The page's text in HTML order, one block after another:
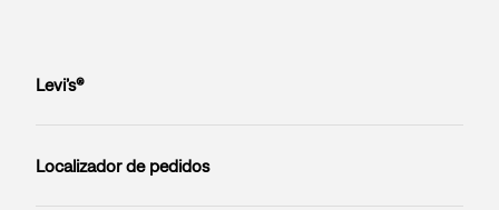
Levi’s®
Localizador de pedidos